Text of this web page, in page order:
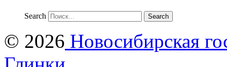
Search
© 2026 Новосибирская